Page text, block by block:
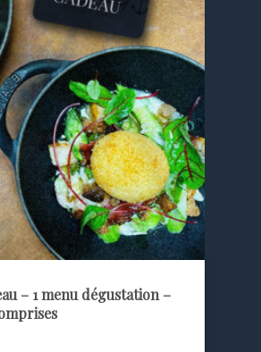
– 1 menu dégustation –